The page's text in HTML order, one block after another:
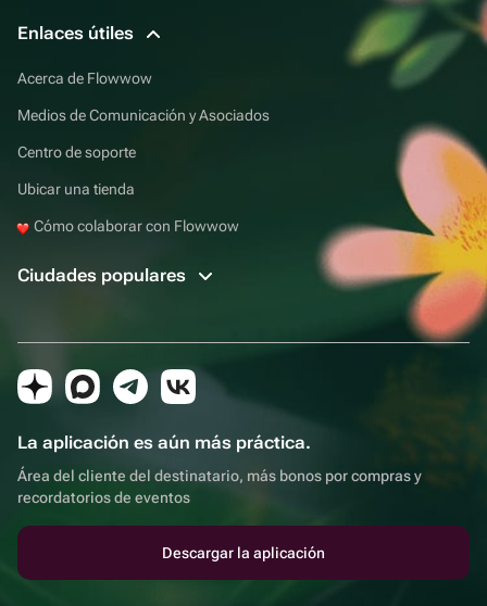
Enlaces útiles
Acerca de Flowwow
Medios de Comunicación y Asociados
Centro de soporte
Ubicar una tienda
Cómo colaborar con Flowwow
Ciudades populares
La aplicación es aún más práctica.
Área del cliente del destinatario, más bonos por compras y
recordatorios de eventos
Descargar la aplicación